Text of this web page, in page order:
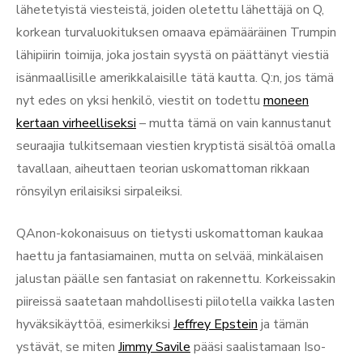
lähetetyistä viesteistä, joiden oletettu lähettäjä on Q,
korkean turvaluokituksen omaava epämääräinen Trumpin
lähipiirin toimija, joka jostain syystä on päättänyt viestiä
isänmaallisille amerikkalaisille tätä kautta. Q:n, jos tämä
nyt edes on yksi henkilö, viestit on todettu moneen
kertaan virheelliseksi – mutta tämä on vain kannustanut
seuraajia tulkitsemaan viestien kryptistä sisältöä omalla
tavallaan, aiheuttaen teorian uskomattoman rikkaan
rönsyilyn erilaisiksi sirpaleiksi.
QAnon-kokonaisuus on tietysti uskomattoman kaukaa
haettu ja fantasiamainen, mutta on selvää, minkälaisen
jalustan päälle sen fantasiat on rakennettu. Korkeissakin
piireissä saatetaan mahdollisesti piilotella vaikka lasten
hyväksikäyttöä, esimerkiksi Jeffrey Epstein ja tämän
ystävät, se miten Jimmy Savile pääsi saalistamaan Iso-